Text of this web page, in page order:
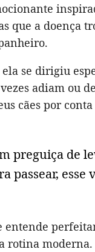
que a doença
se dirigiu
adiam ou
cães por
preguiça de
passear, esse
entende
rotina moderna.